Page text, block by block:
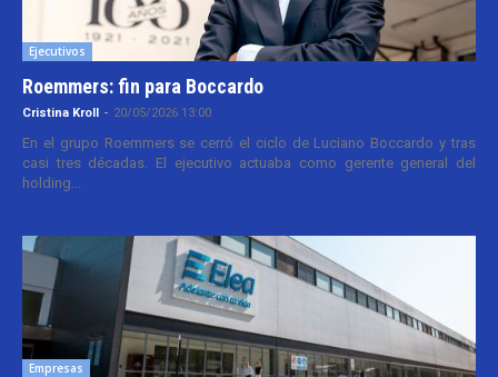
Ejecutivos
Roemmers: fin para Boccardo
Cristina Kroll - 20/05/2026 13:00
En el grupo Roemmers se cerró el ciclo de Luciano Boccardo y tras
casi tres décadas. El ejecutivo actuaba como gerente general del
holding...
Empresas